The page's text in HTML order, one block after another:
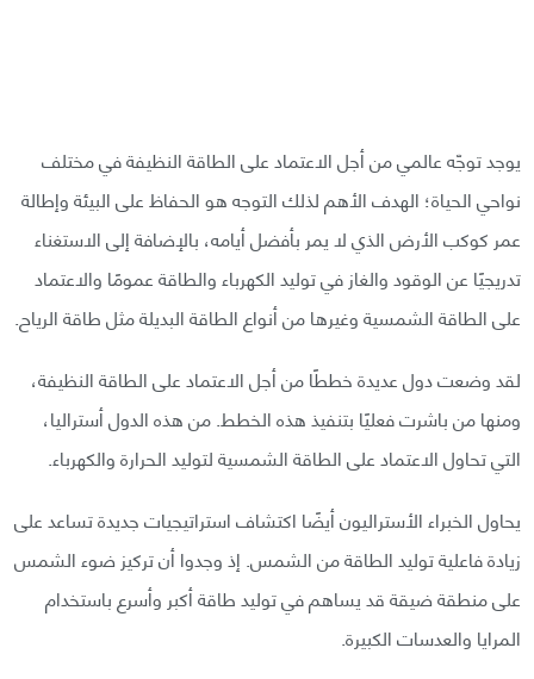
يوجد توجّه عالمي من أجل الاعتماد على الطاقة النظيفة في مختلف
نواحي الحياة؛ الهدف الأهم لذلك التوجه هو الحفاظ على البيئة وإطالة
عمر كوكب الأرض الذي لا يمر بأفضل أيامه، بالإضافة إلى الاستغناء
تدريجيًا عن الوقود والغاز في توليد الكهرباء والطاقة عمومًا والاعتماد
على الطاقة الشمسية وغيرها من أنواع الطاقة البديلة مثل طاقة الرياح.
لقد وضعت دول عديدة خططًا من أجل الاعتماد على الطاقة النظيفة،
ومنها من باشرت فعليًا بتنفيذ هذه الخطط. من هذه الدول أستراليا،
التي تحاول الاعتماد على الطاقة الشمسية لتوليد الحرارة والكهرباء.
يحاول الخبراء الأستراليون أيضًا اكتشاف استراتيجيات جديدة تساعد على
زيادة فاعلية توليد الطاقة من الشمس. إذ وجدوا أن تركيز ضوء الشمس
على منطقة ضيقة قد يساهم في توليد طاقة أكبر وأسرع باستخدام
المرايا والعدسات الكبيرة.